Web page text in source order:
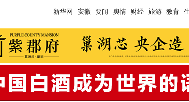
新华网 安徽 要闻 舆情 财经 旅游 教育